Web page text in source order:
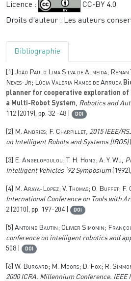
Licence : CC-BY 4.0
Droits d'auteur : Les auteurs
Bibliographie
[1] João Paulo Lima Silva de Almeida; Renan
Neves-Jr; Lúcia Valéria Ramos de Arruda
planner for cooperative exploration of
a Multi-Robot System, Robotics and
112 (2019), pp. 32 -48 | DOI
[2] M. Andries; F. Charpillet, 2015 IEEE/
on Intelligent Robots and Systems (IROS)
[3] E. Angelopoulou; T. H. Hong; A. Y. Wu,
Intelligent Vehicles ‘92 Symposium
[4] M. Araya-Lopez; V. Thomas; O. Buffet;
International Conference on Tools with
2 (2010), pp. 197-204 | DOI
[5] Antoine Bautin; Olivier Simonin;
conference on intelligent robotics and
508 |
DOI
[6] W. Burgard; M. Moors; D. Fox; R.
2000 ICRA. Millennium Conference.